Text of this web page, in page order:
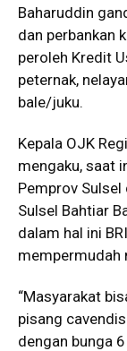
Baharuddin
dan perbankan
peroleh Kredit
peternak,
bale/juku.
Kepala OJK
mengaku, saat
Pemprov
Sulsel Bahtiar
dalam hal ini
mempermudah
“Masyarakat
pisang
dengan bunga